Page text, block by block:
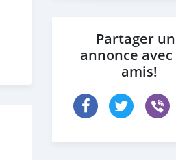
Partager
annonce avec
amis!